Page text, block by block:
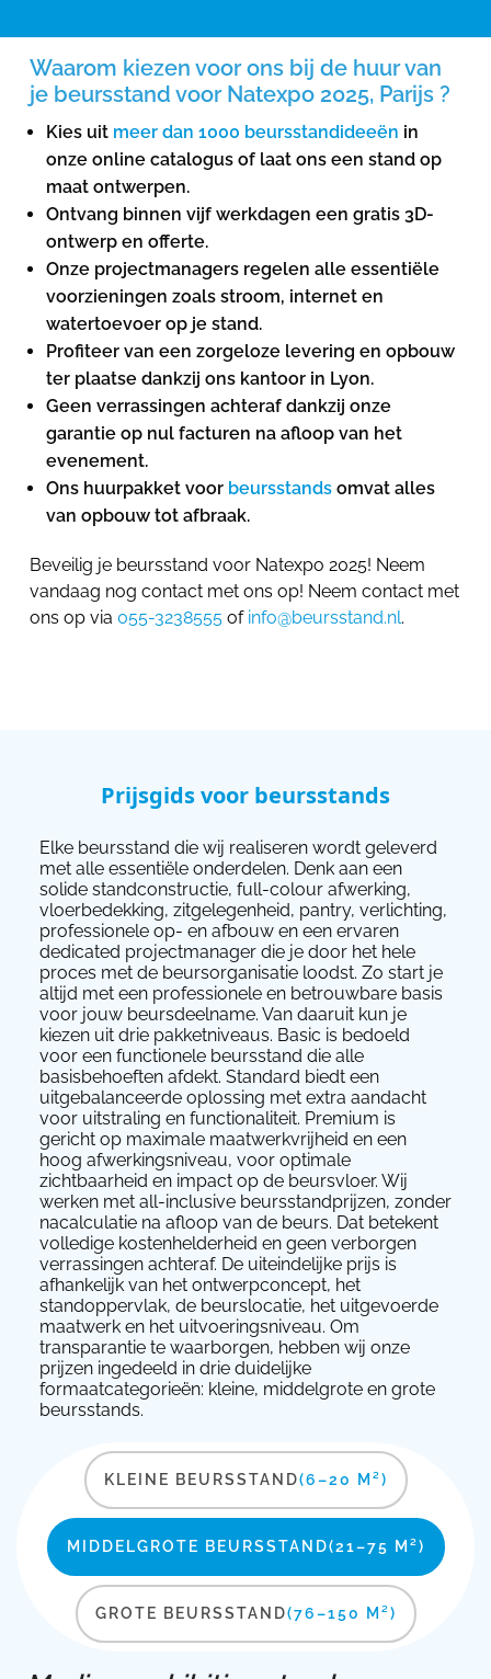
Waarom kiezen voor ons bij de huur van
je beursstand voor Natexpo 2025, Parijs ?
Kies uit meer dan 1000 beursstandideeën in
onze online catalogus of laat ons een stand op
maat ontwerpen.
Ontvang binnen vijf werkdagen een gratis 3D-
ontwerp en offerte.
Onze projectmanagers regelen alle essentiële
voorzieningen zoals stroom, internet en
watertoevoer op je stand.
Profiteer van een zorgeloze levering en opbouw
ter plaatse dankzij ons kantoor in Lyon.
Geen verrassingen achteraf dankzij onze
garantie op nul facturen na afloop van het
evenement.
Ons huurpakket voor beursstands omvat alles
van opbouw tot afbraak.
Beveilig je beursstand voor Natexpo 2025! Neem
vandaag nog contact met ons op! Neem contact met
ons op via 055-3238555 of info@beursstand.nl.
Prijsgids voor beursstands
Elke beursstand die wij realiseren wordt geleverd
met alle essentiële onderdelen. Denk aan een
solide standconstructie, full-colour afwerking,
vloerbedekking, zitgelegenheid, pantry, verlichting,
professionele op- en afbouw en een ervaren
dedicated projectmanager die je door het hele
proces met de beursorganisatie loodst. Zo start je
altijd met een professionele en betrouwbare basis
voor jouw beursdeelname. Van daaruit kun je
kiezen uit drie pakketniveaus. Basic is bedoeld
voor een functionele beursstand die alle
basisbehoeften afdekt. Standard biedt een
uitgebalanceerde oplossing met extra aandacht
voor uitstraling en functionaliteit. Premium is
gericht op maximale maatwerkvrijheid en een
hoog afwerkingsniveau, voor optimale
zichtbaarheid en impact op de beursvloer. Wij
werken met all-inclusive beursstandprijzen, zonder
nacalculatie na afloop van de beurs. Dat betekent
volledige kostenhelderheid en geen verborgen
verrassingen achteraf. De uiteindelijke prijs is
afhankelijk van het ontwerpconcept, het
standoppervlak, de beurslocatie, het uitgevoerde
maatwerk en het uitvoeringsniveau. Om
transparantie te waarborgen, hebben wij onze
prijzen ingedeeld in drie duidelijke
formaatcategorieën: kleine, middelgrote en grote
beursstands.
KLEINE BEURSSTAND(6–20 M²)
MIDDELGROTE BEURSSTAND(21–75 M²)
GROTE BEURSSTAND(76–150 M²)